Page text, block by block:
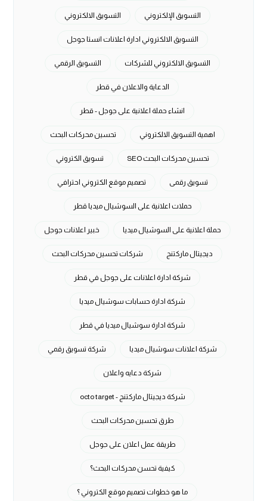
التسويق الإلكتروني التسويق الالكتروني
التسويق الالكتروني ادارة اعلانات انستا جوجل
التسويق الالكتروني للشركات التسويق الرقمي
الدعاية والاعلان في قطر
انشاء حملة اعلانية على جوجل - قطر
اهمية التسويق الالكتروني تحسين محركات البحث
تحسين محركات البحث SEO تسويق الكتروني
تسويق رقمى تصميم موقع الكتروني احترافي
حملات اعلانية على السوشيال ميديا قطر
حملة اعلانية على السوشيال ميديا خبير اعلانات جوجل
ديجيتال ماركتنج شركات تحسين محركات البحث
شركة ادارة اعلانات على جوجل في قطر
شركة ادارة حسابات سوشيال ميديا
شركة ادارة سوشيال ميديا في قطر
شركة اعلانات سوشيال ميديا شركة تسويق رقمي
شركة دعايه واعلان
شركة ديجيتال ماركتنج - octo target
طرق تحسين محركات البحث
طريقة عمل اعلان على جوجل
كيفية تحسن محركات البحث؟
ما هو خطوات تصميم موقع الكتروني ؟